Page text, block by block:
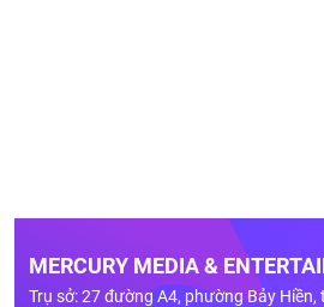
MERCURY MEDIA &
Trụ sở: 27 đường A4, phường Bảy